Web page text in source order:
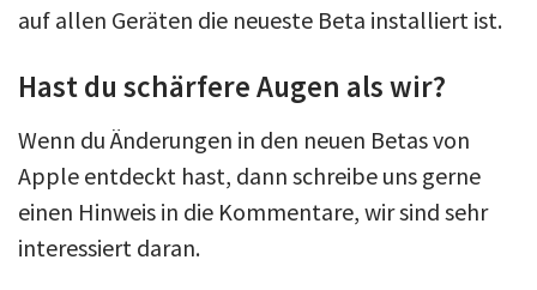
auf allen Geräten die neueste Beta installiert ist.
Hast du schärfere Augen als wir?
Wenn du Änderungen in den neuen Betas von
Apple entdeckt hast, dann schreibe uns gerne
einen Hinweis in die Kommentare, wir sind sehr
interessiert daran.